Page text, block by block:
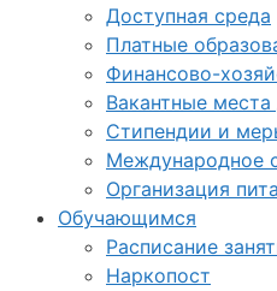
Доступная среда
Платные
Финансово-
Вакантные
Стипендии и
Международное
Организация
Обучающимся
Расписание
Наркопост